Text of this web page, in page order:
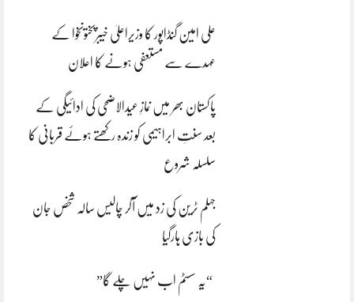
علی امین گنڈاپور کا وزیراعلیٰ خیبرپختونخوا کے
عہدے سے مستعفی ہونے کا اعلان
پاکستان بھر میں نمازِ عیدالاضحی کی ادائیگی کے
بعد سنتِ ابراہیمی کو زندہ رکھتے ہوئے قربانی کا
سلسلہ شروع
جہلم ٹرین کی زد میں آکر چالیس سالہ شخص جان
کی بازی ہارگیا
“یہ سسٹم اب نہیں چلے گا”